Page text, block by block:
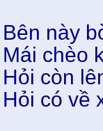
Bên này
Mái chèo
Hỏi còn
Hỏi có về